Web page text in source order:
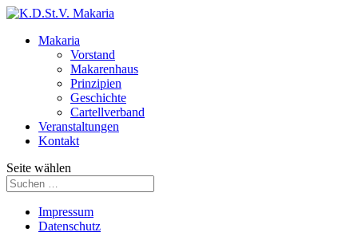
Makaria
Vorstand
Makarenhaus
Prinzipien
Geschichte
Cartellverband
Veranstaltungen
Kontakt
Seite wählen
Impressum
Datenschutz